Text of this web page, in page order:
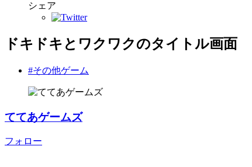
シェア
ドキドキとワクワクのタイトル画面
#その他ゲーム
ててあゲームズ
フォロー